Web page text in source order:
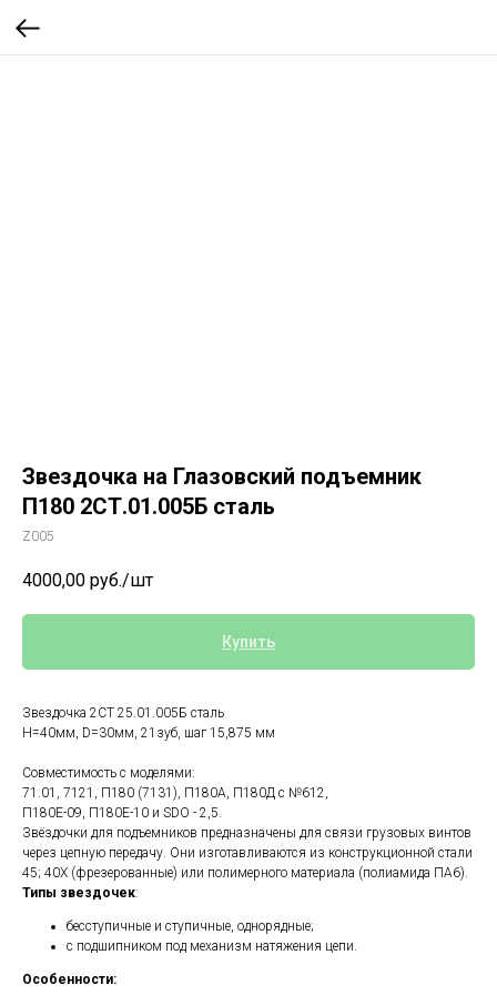
Звездочка на Глазовский подъемник
П180 2СТ.01.005Б сталь
Z005
4000,00 руб./шт
Купить
Звездочка 2СТ 25.01.005Б сталь
H=40мм, D=30мм, 21зуб, шаг 15,875 мм
Совместимость с моделями:
71.01, 7121, П180 (7131), П180А, П180Д с №612,
П180Е-09, П180Е-10 и SDO - 2,5.
Звёздочки для подъемников предназначены для связи грузовых винтов
через цепную передачу. Они изготавливаются из конструкционной стали
45; 40Х (фрезерованные) или полимерного материала (полиамида ПА6).
Типы звездочек:
бесступичные и ступичные, однорядные;
с подшипником под механизм натяжения цепи.
Особенности: